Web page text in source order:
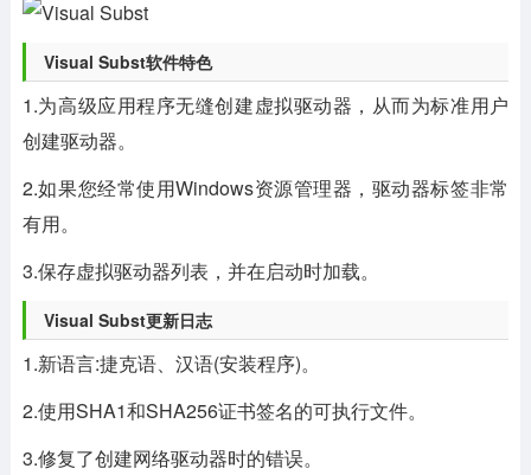
Visual Subst软件特色
1.为高级应用程序无缝创建虚拟驱动器，从而为标准用户
创建驱动器。
2.如果您经常使用Windows资源管理器，驱动器标签非常
有用。
3.保存虚拟驱动器列表，并在启动时加载。
Visual Subst更新日志
1.新语言:捷克语、汉语(安装程序)。
2.使用SHA1和SHA256证书签名的可执行文件。
3.修复了创建网络驱动器时的错误。